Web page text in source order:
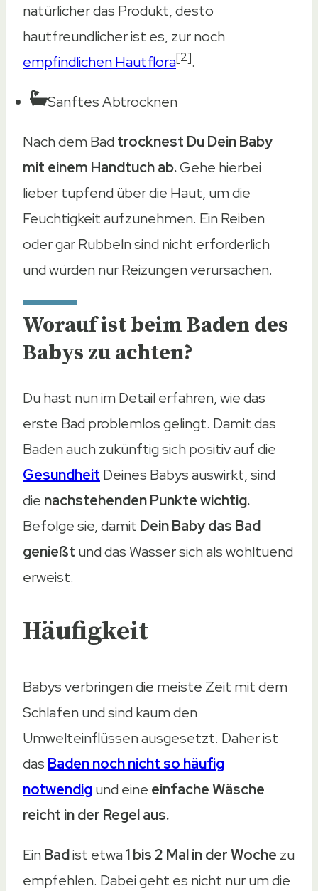
natürlicher das Produkt, desto
hautfreundlicher ist es, zur noch
empfindlichen Hautflora[2].
Sanftes Abtrocknen
Nach dem Badtrocknest Du Dein Baby
mit einem Handtuch ab.Gehe hierbei
lieber tupfend über die Haut, um die
Feuchtigkeit aufzunehmen. Ein Reiben
oder gar Rubbeln sind nicht erforderlich
und würden nur Reizungen verursachen.
Worauf ist beim Baden des
Babys zu achten?
Du hast nun im Detail erfahren, wie das
erste Bad problemlos gelingt. Damit das
Baden auch zukünftig sich positiv auf die
Gesundheit Deines Babys auswirkt, sind
die nachstehenden Punkte wichtig.
Befolge sie, damit Dein Baby das Bad
genießt und das Wasser sich als wohltuend
erweist.
Häufigkeit
Babys verbringen die meiste Zeit mit dem
Schlafen und sind kaum den
Umwelteinflüssen ausgesetzt. Daher ist
das Baden noch nicht so häufig
notwendigund eine einfache Wäsche
reicht in der Regel aus.
EinBadist etwa1 bis 2 Mal in der Woche zu
empfehlen. Dabei geht es nicht nur um die